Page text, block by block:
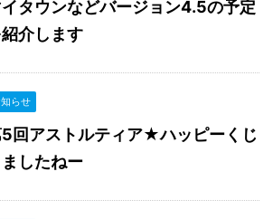
タウンなどバージョン4.5の予定
介します
らせ
回アストルティア★ハッピーくじ
ましたねー